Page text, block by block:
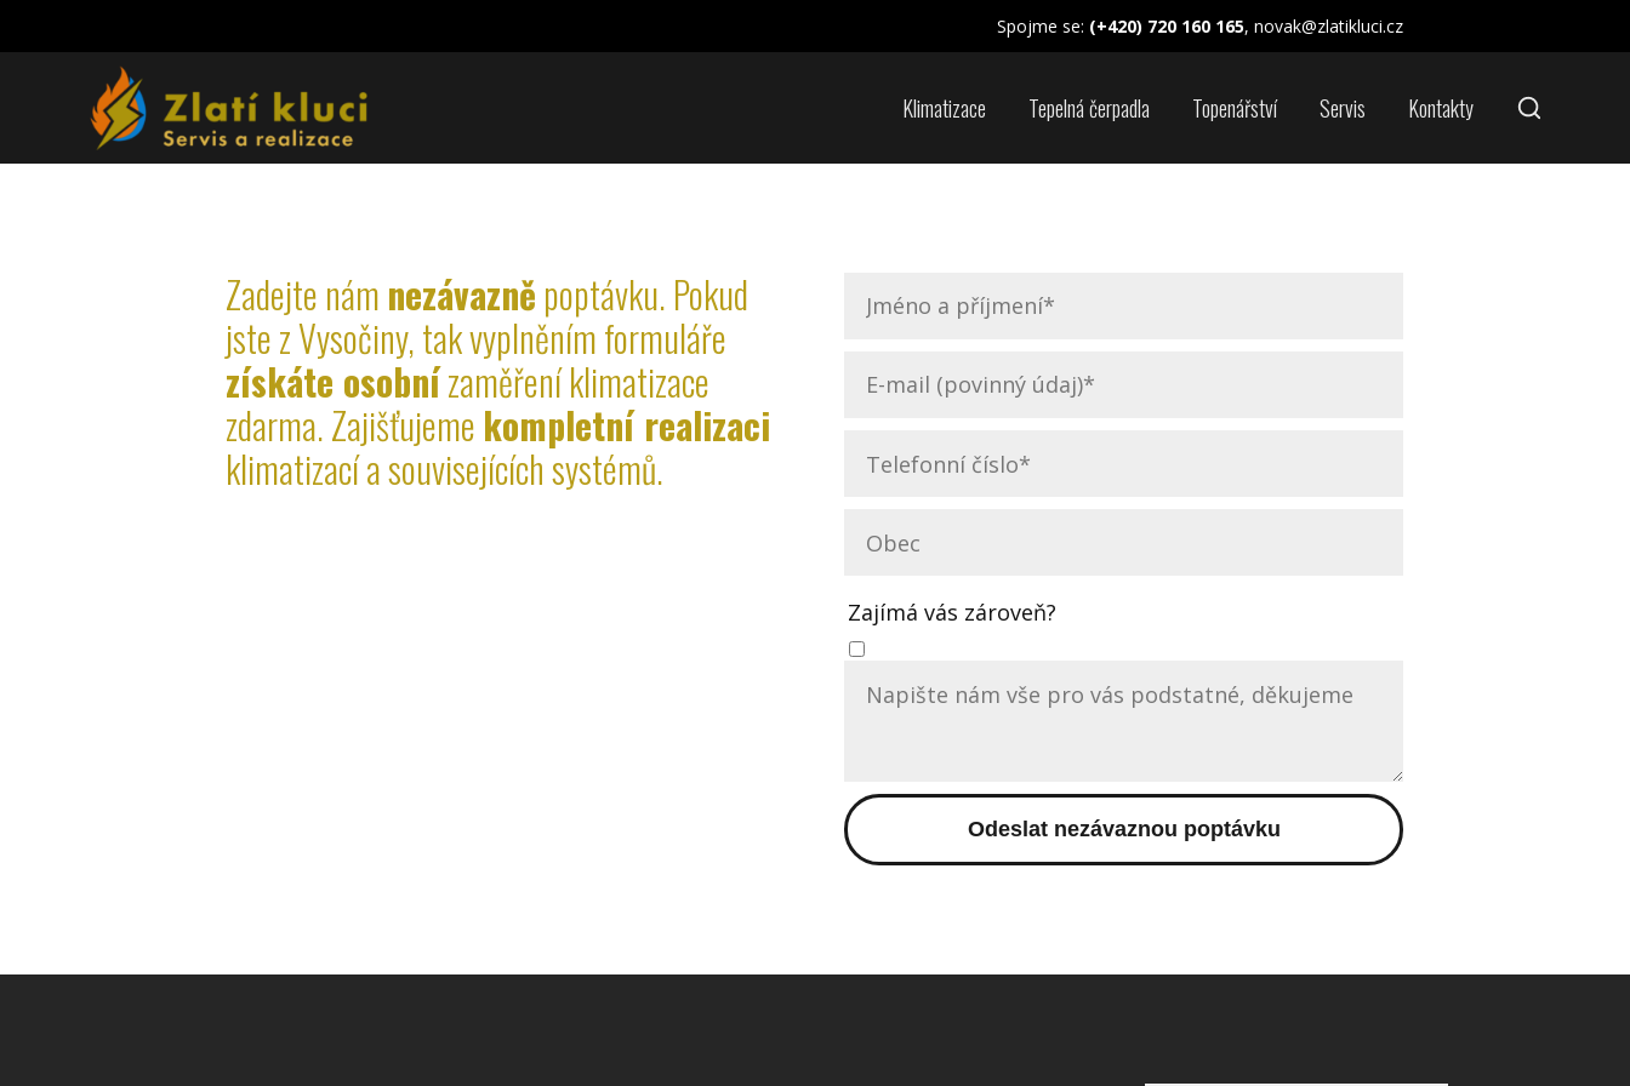
Spojme se: (+420) 720 160 165, novak@zlatikluci.cz
Klimatizace Tepelná čerpadla Topenářství Servis Kontakty
Zadejte nám nezávazně poptávku. Pokud
jste z Vysočiny, tak vyplněním formuláře
získáte osobnízaměření klimatizace
zdarma. Zajišťujeme kompletní realizaci
klimatizací a souvisejících systémů.
Zajímá vás zároveň?
Odeslat nezávaznou poptávku